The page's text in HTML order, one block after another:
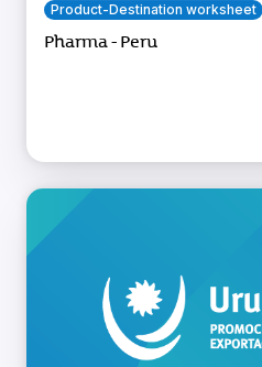
Product-Destination worksheet
Pharma - Peru